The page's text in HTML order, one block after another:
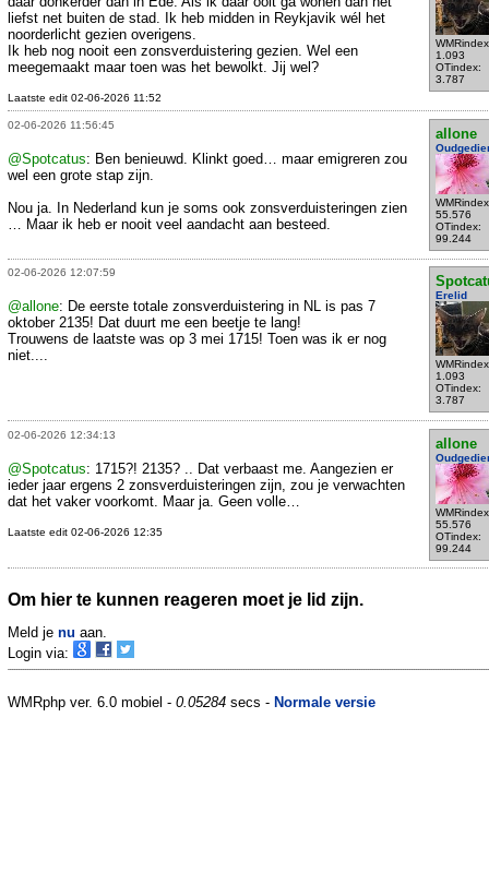
1.093
OTindex:
3.787
liefst net buiten de stad. Ik heb midden in Reykjavik wél het
noorderlicht gezien overigens.
Ik heb nog nooit een zonsverduistering gezien. Wel een
meegemaakt maar toen was het bewolkt. Jij wel?
Laatste edit 02-06-2026 11:52
02-06-2026 11:56:45
allone
55.576
OTindex:
99.244
@Spotcatus: Ben benieuwd. Klinkt goed… maar emigreren zou
wel een grote stap zijn.
Nou ja. In Nederland kun je soms ook zonsverduisteringen zien
… Maar ik heb er nooit veel aandacht aan besteed.
02-06-2026 12:07:59
Erelid
1.093
OTindex:
3.787
@allone: De eerste totale zonsverduistering in NL is pas 7
oktober 2135! Dat duurt me een beetje te lang!
Trouwens de laatste was op 3 mei 1715! Toen was ik er nog
niet....
02-06-2026 12:34:13
allone
55.576
OTindex:
99.244
@Spotcatus: 1715?! 2135? .. Dat verbaast me. Aangezien er
ieder jaar ergens 2 zonsverduisteringen zijn, zou je verwachten
dat het vaker voorkomt. Maar ja. Geen volle…
Laatste edit 02-06-2026 12:35
Om hier te kunnen reageren moet je lid zijn.
Meld je nu aan.
Login via:
WMRphp ver. 6.0 mobiel - 0.05284 secs - Normale versie